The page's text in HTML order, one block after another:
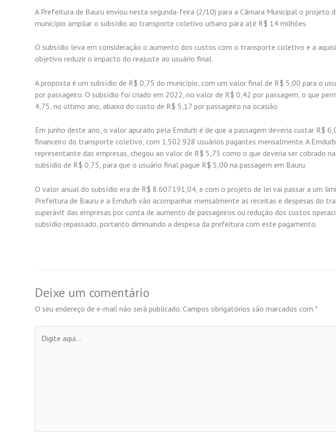
A Prefeitura de Bauru enviou nesta segunda-feira (2/10) para a Câmara Municipal o projeto
município ampliar o subsídio ao transporte coletivo urbano para até R$ 14 milhões.
O subsídio leva em consideração o aumento dos custos com o transporte coletivo e a
objetivo reduzir o impacto do reajuste ao usuário final.
A proposta é um subsídio de R$ 0,75 do município, com um valor final de R$ 5,00 para o
por passageiro. O subsídio foi criado em 2022, no valor de R$ 0,42 por passagem, o que
4,75, no último ano, abaixo do custo de R$ 5,17 por passageiro na ocasião.
Em junho deste ano, o valor apurado pela Emdurb é de que a passagem deveria custar R$
financeiro do transporte coletivo, com 1.502.928 usuários pagantes mensalmente. A
representante das empresas, chegou ao valor de R$ 5,75 como o que deveria ser cobrado
subsídio de R$ 0,75, para que o usuário final pague R$ 5,00 na passagem em Bauru.
O valor anual do subsídio era de R$ 8.607.191,04, e com o projeto de lei vai passar a um
Prefeitura de Bauru e a Emdurb vão acompanhar mensalmente as receitas e despesas do
superávit das empresas por conta de aumento de passageiros ou redução dos custos
subsídio repassado, portanto diminuindo a despesa da prefeitura com este pagamento.
Deixe um comentário
O seu endereço de e-mail não será publicado. Campos obrigatórios são marcados com *
aqui...